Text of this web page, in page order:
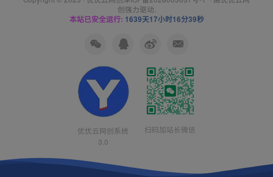
创强力驱动.
本站已安全运行: 1639天17小时16分39秒
优优云网创系统
3.0
扫码加站长微信